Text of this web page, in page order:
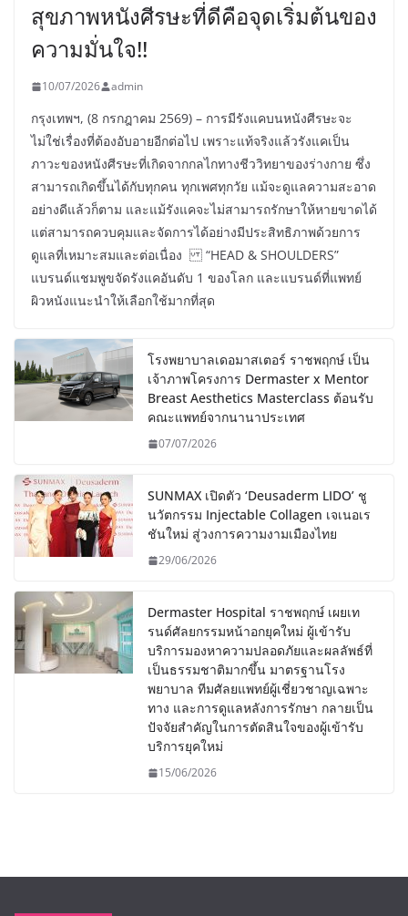
สุขภาพหนังศีรษะที่ดีคือจุดเริ่มต้นของ
ความมั่นใจ!!
10/07/2026 admin
กรุงเทพฯ, (8 กรกฎาคม 2569) – การมีรังแคบนหนังศีรษะจะ
ไม่ใช่เรื่องที่ต้องอับอายอีกต่อไป เพราะแท้จริงแล้วรังแคเป็น
ภาวะของหนังศีรษะที่เกิดจากกลไกทางชีววิทยาของร่างกาย ซึ่ง
สามารถเกิดขึ้นได้กับทุกคน ทุกเพศทุกวัย แม้จะดูแลความสะอาด
อย่างดีแล้วก็ตาม และแม้รังแคจะไม่สามารถรักษาให้หายขาดได้
แต่สามารถควบคุมและจัดการได้อย่างมีประสิทธิภาพด้วยการ
ดูแลที่เหมาะสมและต่อเนื่อง “HEAD & SHOULDERS”
แบรนด์แชมพูขจัดรังแคอันดับ 1 ของโลก และแบรนด์ที่แพทย์
ผิวหนังแนะนำให้เลือกใช้มากที่สุด
โรงพยาบาลเดอมาสเตอร์ ราชพฤกษ์ เป็น
เจ้าภาพโครงการ Dermaster x Mentor
Breast Aesthetics Masterclass ต้อนรับ
คณะแพทย์จากนานาประเทศ
07/07/2026
SUNMAX เปิดตัว ‘Deusaderm LIDO’ ชู
นวัตกรรม Injectable Collagen เจเนอเร
ชันใหม่ สู่วงการความงามเมืองไทย
29/06/2026
Dermaster Hospital ราชพฤกษ์ เผยเท
รนด์ศัลยกรรมหน้าอกยุคใหม่ ผู้เข้ารับ
บริการมองหาความปลอดภัยและผลลัพธ์ที่
เป็นธรรมชาติมากขึ้น มาตรฐานโรง
พยาบาล ทีมศัลยแพทย์ผู้เชี่ยวชาญเฉพาะ
ทาง และการดูแลหลังการรักษา กลายเป็น
ปัจจัยสำคัญในการตัดสินใจของผู้เข้ารับ
บริการยุคใหม่
15/06/2026